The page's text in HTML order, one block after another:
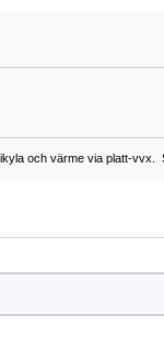
och värme via platt-vvx.